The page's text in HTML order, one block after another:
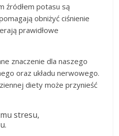
źródłem potasu są
obniżyć ciśnienie
prawidłowe
znaczenie dla naszego
oraz układu nerwowego.
diety może przynieść
stresu,